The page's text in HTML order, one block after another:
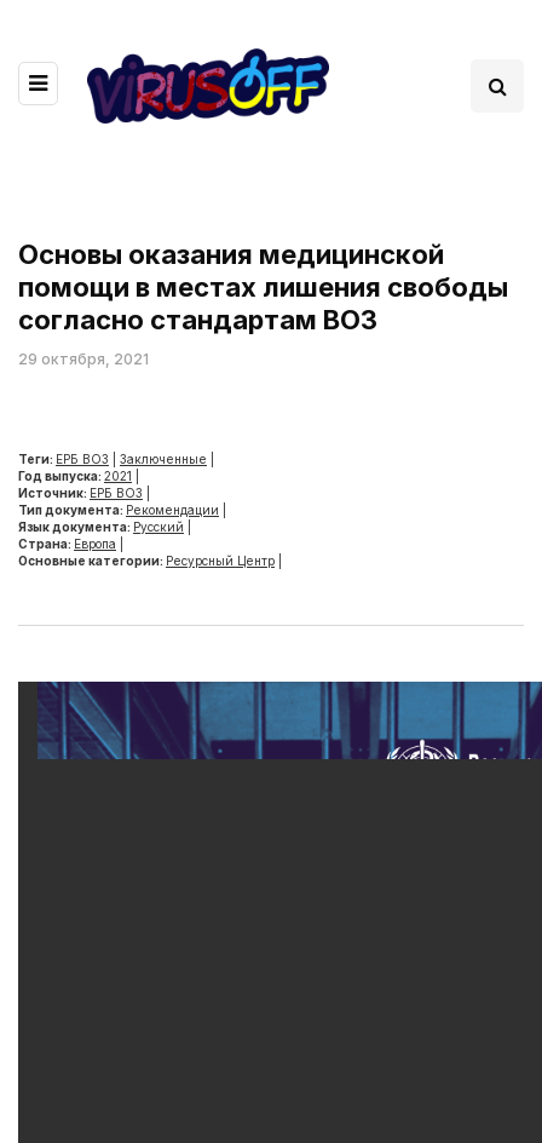
Основы оказания медицинской
помощи в местах лишения свободы
согласно стандартам ВОЗ
29 октября, 2021
Теги: ЕРБ ВОЗ Заключенные
Год выпуска: 2021
Источник: ЕРБ ВОЗ
Тип документа: Рекомендации
Язык документа: Русский
Страна: Европа
Основные категории: Ресурсный Центр